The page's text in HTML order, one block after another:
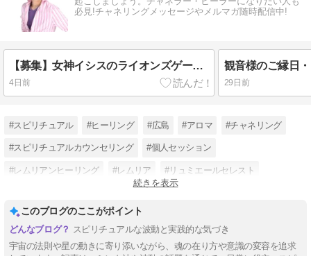
必見!チャネリングメッセージやメルマガ随時配信中!
【募集】女神イシスのライオンズゲート・アクティベーション 2026
4日前
観音様のご縁日
29日前
#スピリチュアル #ヒーリング #広島 #アロマ #チャネリング
#スピリチュアルカウンセリング #個人セッション
#レムリアンヒーリング #レムリア #リュミエールセレスト
続きを表示
このブログのここがポイント
スピリチュアルな波動と実践的な気づき
宇宙の法則や星の動きに寄り添いながら、魂の在り方や意識の変容を追求